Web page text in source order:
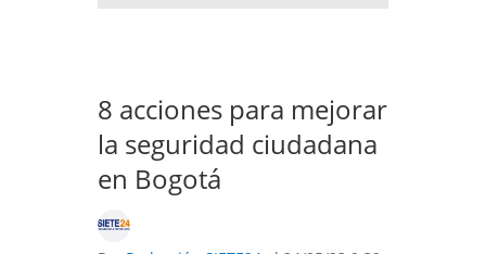
8 acciones para mejorar
la seguridad ciudadana
en Bogotá